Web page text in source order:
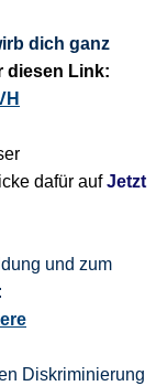
dich ganz
diesen Link:
dafür aufJetzt
und zum
Diskriminierung